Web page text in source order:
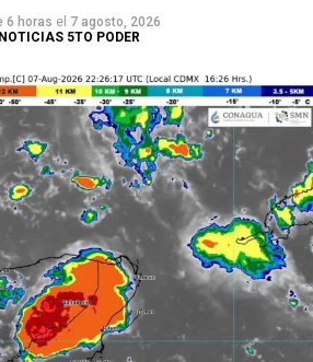
6 horas el 7 agosto, 2026
5TO PODER